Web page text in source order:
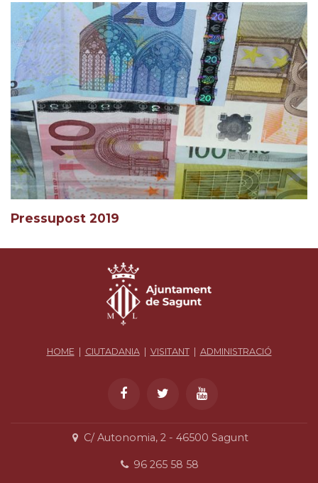
Pressupost 2019
HOME| CIUTADANIA| VISITANT| ADMINISTRACIÓ
C/ Autonomia, 2 - 46500 Sagunt
96 265 58 58